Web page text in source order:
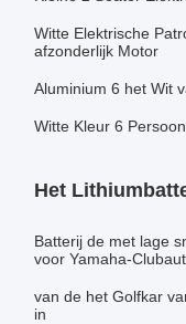
Witte Elektrische
afzonderlijk Motor
Aluminium 6 het Wit
Witte Kleur 6
Het
Batterij de met lage
voor Yamaha-
van de het Golfkar
in